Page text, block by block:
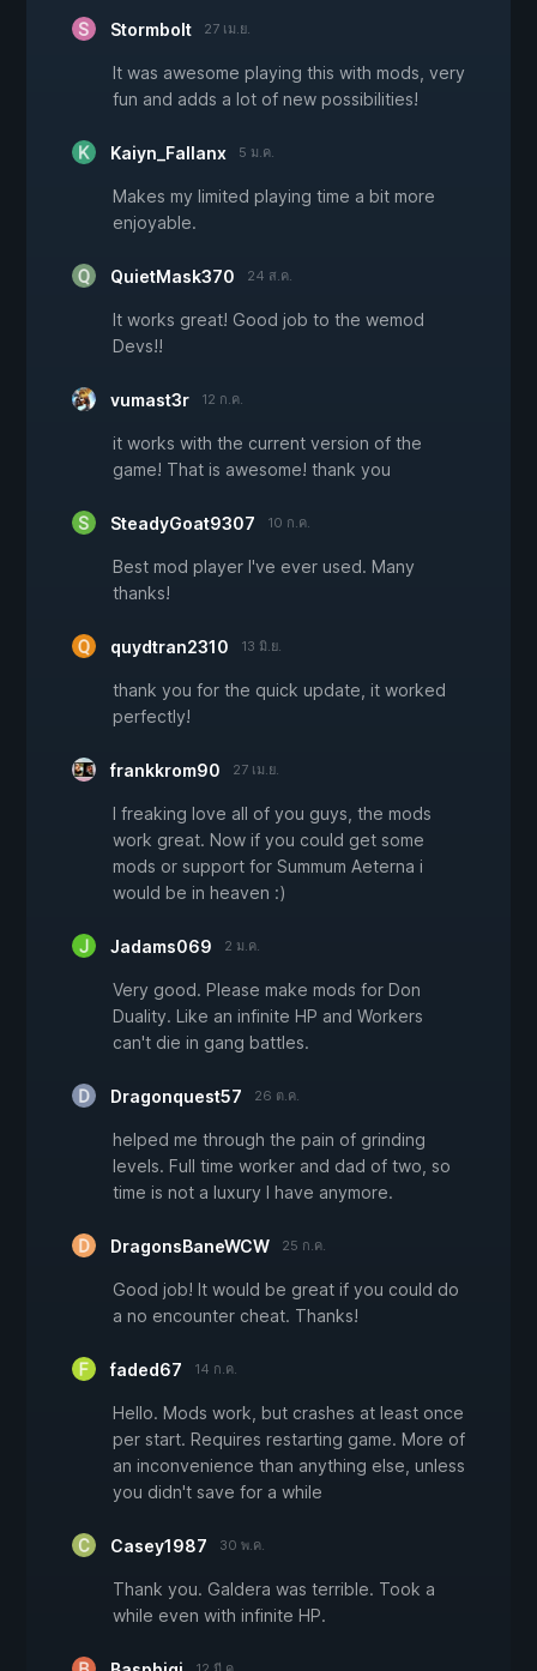
Stormbolt 27 เม.ย.
It was awesome playing this with mods, very
fun and adds a lot of new possibilities!
Kaiyn_Fallanx 5 ม.ค.
Makes my limited playing time a bit more
enjoyable.
QuietMask370 24 ส.ค.
It works great! Good job to the wemod
Devs!!
vumast3r 12 ก.ค.
it works with the current version of the
game! That is awesome! thank you
SteadyGoat9307 10 ก.ค.
Best mod player I've ever used. Many
thanks!
quydtran2310 13 มิ.ย.
thank you for the quick update, it worked
perfectly!
frankkrom90 27 เม.ย.
I freaking love all of you guys, the mods
work great. Now if you could get some
mods or support for Summum Aeterna i
would be in heaven :)
Jadams069 2 ม.ค.
Very good. Please make mods for Don
Duality. Like an infinite HP and Workers
can't die in gang battles.
Dragonquest57 26 ต.ค.
helped me through the pain of grinding
levels. Full time worker and dad of two, so
time is not a luxury I have anymore.
DragonsBaneWCW 25 ก.ค.
Good job! It would be great if you could do
a no encounter cheat. Thanks!
faded67 14 ก.ค.
Hello. Mods work, but crashes at least once
per start. Requires restarting game. More of
an inconvenience than anything else, unless
you didn't save for a while
Casey1987 30 พ.ค.
Thank you. Galdera was terrible. Took a
while even with infinite HP.